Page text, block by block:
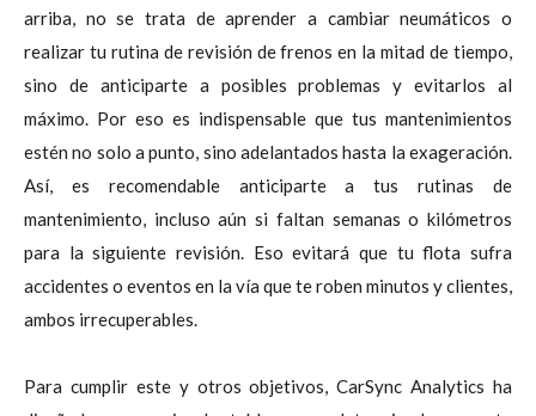
arriba, no se trata de aprender a cambiar neumáticos o
realizar tu rutina de revisión de frenos en la mitad de tiempo,
sino de anticiparte a posibles problemas y evitarlos al
máximo. Por eso es indispensable que tus mantenimientos
estén no solo a punto, sino adelantados hasta la exageración.
Así, es recomendable anticiparte a tus rutinas de
mantenimiento, incluso aún si faltan semanas o kilómetros
para la siguiente revisión. Eso evitará que tu flota sufra
accidentes o eventos en la vía que te roben minutos y clientes,
ambos irrecuperables.
Para cumplir este y otros objetivos, CarSync Analytics ha